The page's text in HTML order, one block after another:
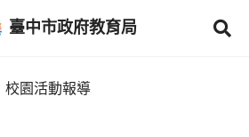
臺中市政府教育局
校園活動報導